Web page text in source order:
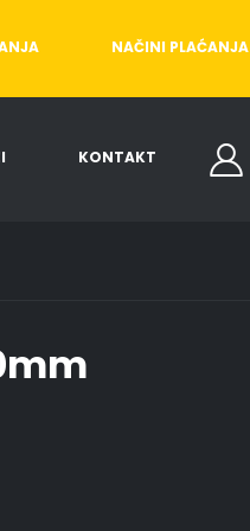
NAČINI PLAĆANJA
KONTAKT